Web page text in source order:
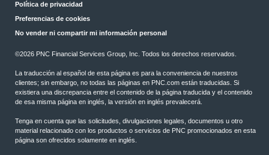
Política de privacidad
Preferencias de cookies
No vender ni compartir mi información personal
©2026 PNC Financial Services Group, Inc. Todos los derechos reservados.
La traducción al español de esta página es para la conveniencia de nuestros
clientes; sin embargo, no todas las páginas en PNC.com están traducidas. Si
existiera una discrepancia entre el contenido de la página traducida y el contenido
de esa misma página en inglés, la versión en inglés prevalecerá.
Tenga en cuenta que las solicitudes, divulgaciones legales, documentos u otro
material relacionado con los productos o servicios de PNC promocionados en esta
página son ofrecidos solamente en inglés.